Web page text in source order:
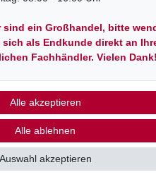
sind ein Großhandel, bitte
sich als Endkunde direkt an
Fachhändler. Vielen Dank!
Alle akzeptieren
Alle ablehnen
Auswahl akzeptieren